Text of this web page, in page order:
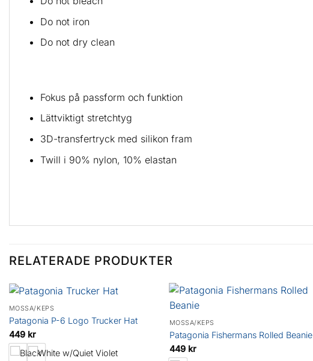
Do not iron
Do not dry clean
Fokus på passform och funktion
Lättviktigt stretchtyg
3D-transfertryck med silikon fram
Twill i 90% nylon, 10% elastan
RELATERADE PRODUKTER
MÖSSA/KEPS
Patagonia P-6 Logo Trucker Hat
449 kr
MÖSSA/KEPS
Patagonia Fishermans Rolled Beanie
449 kr